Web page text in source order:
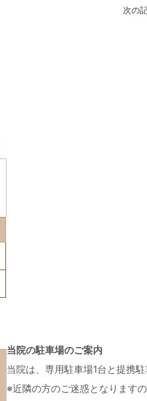
次の
当院の駐車場のご案内
当院は、専用駐車場1台と提携
※近隣の方のご迷惑となります